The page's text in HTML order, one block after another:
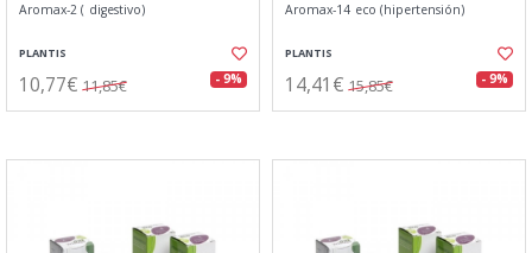
Aromax-2 ( digestivo)
PLANTIS
10,77€ 11,85€ - 9%
Aromax-14 eco (hipertensión)
PLANTIS
14,41€ 15,85€ - 9%